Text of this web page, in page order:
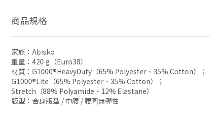
商品規格
家族：Abisko
重量：420 g（Euro38）
材質：G1000®HeavyDuty（65% Polyester、35% Cotton）；
G1000®Lite（65% Polyester、35% Cotton）；
Stretch（88% Polyamide、12% Elastane）
版型：合身版型 / 中腰 / 腰圍無彈性